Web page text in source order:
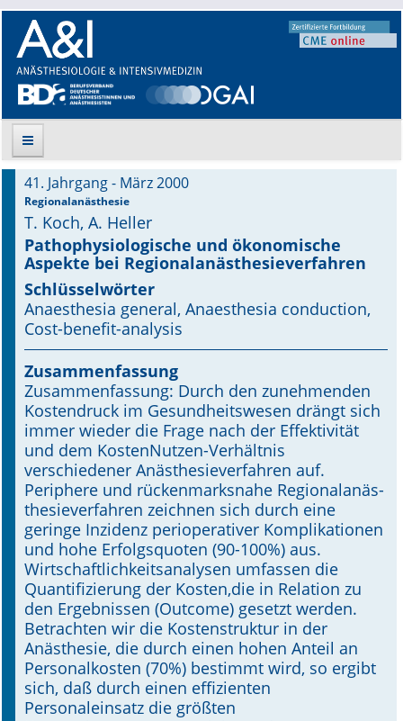
Suche
Aktuelle Ausgabe
Leitlinien
Archiv
Supplements OrphanAnesthesia
Online First
A&I English
Mediadaten
Autoren-Service
Bestell-Service
Stellenmarkt
Kongresskalender
41. Jahrgang - März 2000
Regionalanästhesie
T. Koch, A. Heller
Pathophysiologische und ökonomische
Aspekte bei Regionalanästhesieverfahren
Schlüsselwörter
Anaesthesia general, Anaesthesia conduction,
Cost-benefit-analysis
Zusammenfassung
Zusammenfassung: Durch den zunehmenden
Kostendruck im Gesundheitswesen drängt sich
immer wieder die Frage nach der Effektivität
und dem KostenNutzen-Verhältnis
verschiedener Anästhesieverfahren auf.
Periphere und rückenmarksnahe Regionalanäs-
thesieverfahren zeichnen sich durch eine
geringe Inzidenz perioperativer Komplikationen
und hohe Erfolgsquoten (90-100%) aus.
Wirtschaftlichkeitsanalysen umfassen die
Quantifizierung der Kosten,die in Relation zu
den Ergebnissen (Outcome) gesetzt werden.
Betrachten wir die Kostenstruktur in der
Anästhesie, die durch einen hohen Anteil an
Personalkosten (70%) bestimmt wird, so ergibt
sich, daß durch einen effizienten
Personaleinsatz die größten